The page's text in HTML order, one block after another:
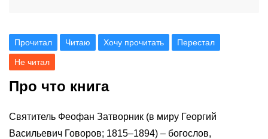
Прочитал Читаю Хочу прочитать Перестал
Не читал
Про что книга
Святитель Феофан Затворник (в миру Георгий
Васильевич Говоров; 1815–1894) – богослов,